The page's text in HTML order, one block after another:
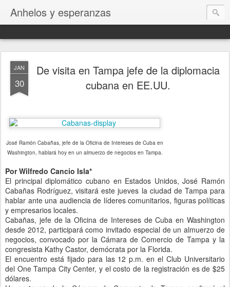
Anhelos y esperanzas
JAN
30
De visita en Tampa jefe de la diplomacia
cubana en EE.UU.
José Ramón Cabañas, jefe de la Oficina de Intereses de Cuba en
Washington, hablará hoy en un almuerzo de negocios en Tampa.
Por Wilfredo Cancio Isla*
El principal diplomático cubano en Estados Unidos, José Ramón
Cabañas Rodríguez, visitará este jueves la ciudad de Tampa para
hablar ante una audiencia de líderes comunitarios, figuras políticas
y empresarios locales.
Cabañas, jefe de la Oficina de Intereses de Cuba en Washington
desde 2012, participará como invitado especial de un almuerzo de
negocios, convocado por la Cámara de Comercio de Tampa y la
congresista Kathy Castor, demócrata por la Florida.
El encuentro está fijado para las 12 p.m. en el Club Universitario
del One Tampa City Center, y el costo de la registración es de $25
dólares.